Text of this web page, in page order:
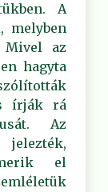
A
melyben
Mivel az
hagyta
írják rá
Az
jelezték,
el